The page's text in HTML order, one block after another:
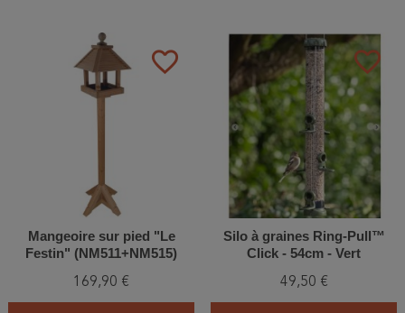
favorite_border
Mangeoire sur pied "Le
Festin" (NM511+NM515)
169,90 €
favorite_border
Silo à graines Ring-Pull™
Click - 54cm - Vert
49,50 €